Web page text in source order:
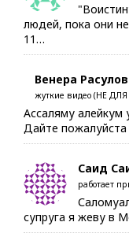
людей, пока они
11…
Венера
жуткие видео (НЕ
Ассаляму алейкум
Дайте
Саид
работает
супруга я жеву в